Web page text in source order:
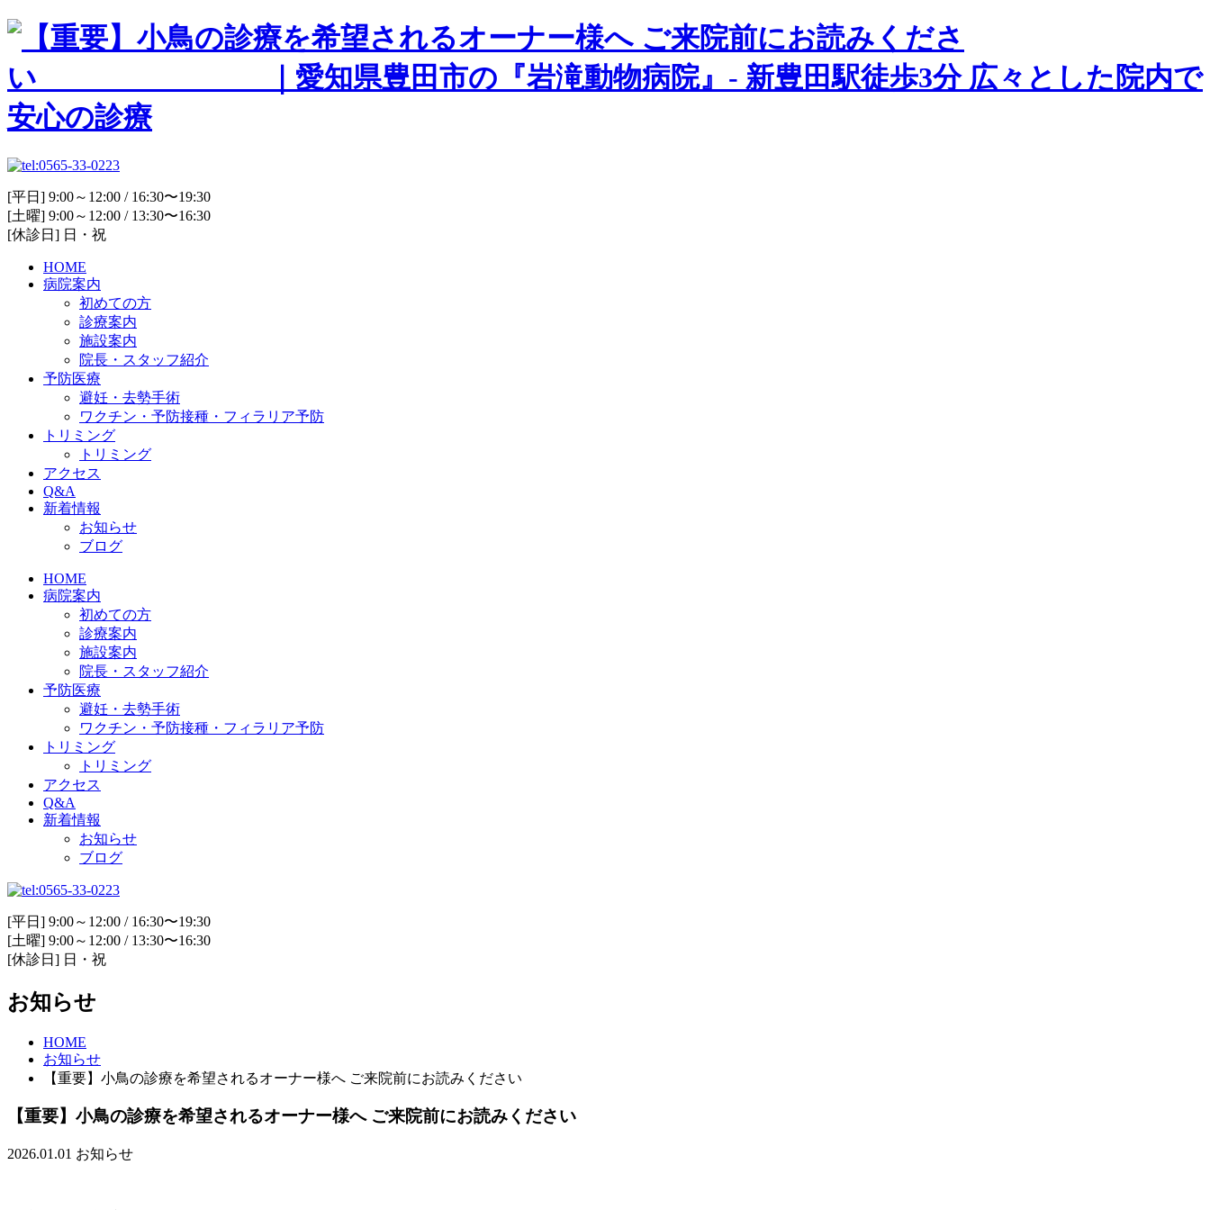
[平日] 9:00～12:00 / 16:30〜19:30
[土曜] 9:00～12:00 / 13:30〜16:30
[休診日] 日・祝
HOME
病院案内
初めての方
診療案内
施設案内
院長・スタッフ紹介
予防医療
避妊・去勢手術
ワクチン・予防接種・フィラリア予防
トリミング
トリミング
アクセス
Q&A
新着情報
お知らせ
ブログ
HOME
病院案内
初めての方
診療案内
施設案内
院長・スタッフ紹介
予防医療
避妊・去勢手術
ワクチン・予防接種・フィラリア予防
トリミング
トリミング
アクセス
Q&A
新着情報
お知らせ
ブログ
[平日] 9:00～12:00 / 16:30〜19:30
[土曜] 9:00～12:00 / 13:30〜16:30
[休診日] 日・祝
お知らせ
HOME
お知らせ
【重要】小鳥の診療を希望されるオーナー様へ ご来院前にお読みください
【重要】小鳥の診療を希望されるオーナー様へ ご来院前にお読みください
2026.01.01 お知らせ